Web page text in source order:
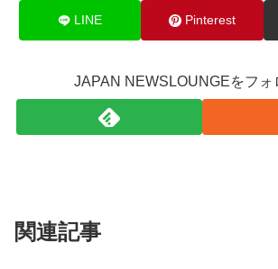
LINE Pinterest
JAPAN NEWSLOUNGEをフォ
関連記事